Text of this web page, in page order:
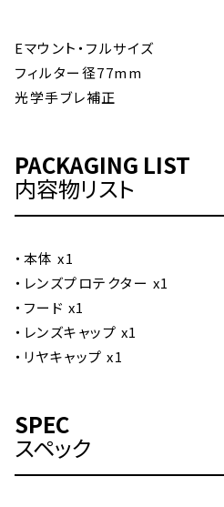
Eマウント・フルサイズ
フィルター径77mm
光学手ブレ補正
PACKAGING LIST
内容物リスト
・本体 x1
・レンズプロテクター x1
・フード x1
・レンズキャップ x1
・リヤキャップ x1
SPEC
スペック